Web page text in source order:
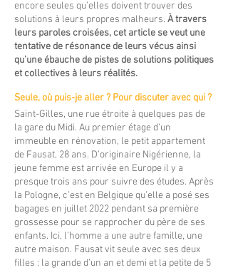
encore seules qu’elles doivent trouver des
solutions à leurs propres malheurs. À travers
leurs paroles croisées, cet article se veut une
tentative de résonance de leurs vécus ainsi
qu’une ébauche de pistes de solutions politiques
et collectives à leurs réalités.
Seule, où puis-je aller ? Pour discuter avec qui ?
Saint-Gilles, une rue étroite à quelques pas de
la gare du Midi. Au premier étage d’un
immeuble en rénovation, le petit appartement
de Fausat, 28 ans. D’originaire Nigérienne, la
jeune femme est arrivée en Europe il y a
presque trois ans pour suivre des études. Après
la Pologne, c’est en Belgique qu’elle a posé ses
bagages en juillet 2022 pendant sa première
grossesse pour se rapprocher du père de ses
enfants. Ici, l’homme a une autre famille, une
autre maison. Fausat vit seule avec ses deux
filles : la grande d’un an et demi et la petite de 5